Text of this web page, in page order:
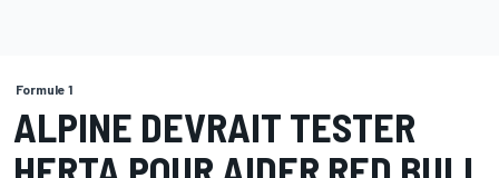
Formule 1
ALPINE DEVRAIT TESTER